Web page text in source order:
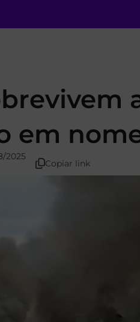
em
2025
Copiar link